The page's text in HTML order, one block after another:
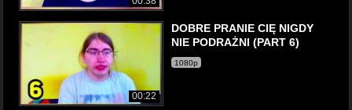
00:22
DOBRE PRANIE CIĘ NIGDY
NIE PODRAŻNI (PART 6)
1080p